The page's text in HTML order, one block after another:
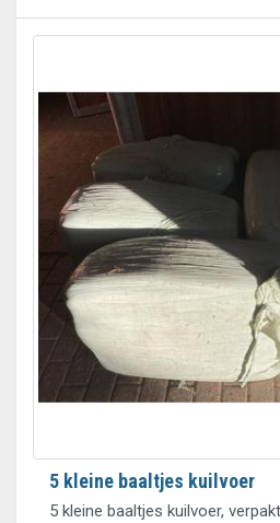
5 kleine baaltjes kuilvoer
5 kleine baaltjes kuilvoer,